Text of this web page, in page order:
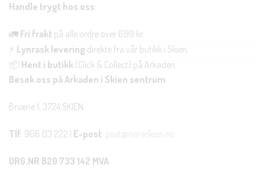
Handle trygt hos oss:
🚛 Fri frakt på alle ordre over 699 kr.
⚡ Lynrask levering direkte fra vår butikk i Skien.
📦 Hent i butikk (Click & Collect) på Arkaden.
Besøk oss på Arkaden i Skien sentrum
Bruene 1, 3724 SKIEN
Tlf: 908 03 222 | E-post: post@noraskien.no
ORG.NR 820 733 142 MVA